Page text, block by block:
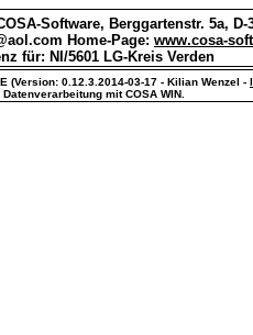
Software, Berggartenstr. 5a, D-
Home-Page: www.cosa-
für: NI/5601 LG-Kreis Verden
(Version: 0.12.3.2014-03-17 - Kilian Wenzel -
Datenverarbeitung mit COSA WIN.